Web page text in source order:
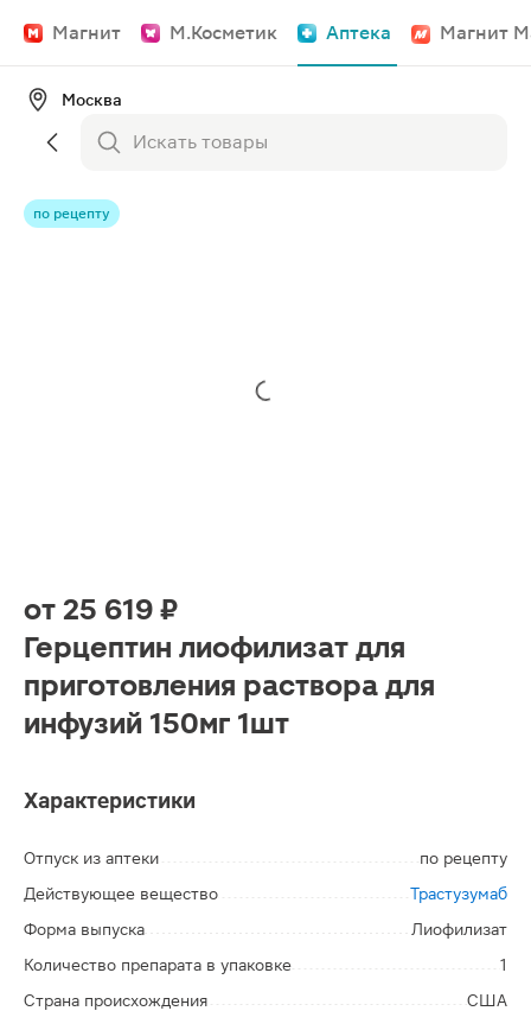
Магнит М.Косметик Аптека Магнит
Москва
по рецепту
от 25 619 ₽
Герцептин лиофилизат для
приготовления раствора для
инфузий 150мг 1шт
Характеристики
Отпуск из аптеки
по рецепту
Действующее вещество
Трастузумаб
Форма выпуска
Лиофилизат
Количество препарата в упаковке
1
Страна происхождения
США